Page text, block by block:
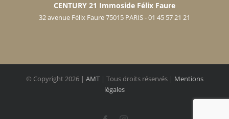
CENTURY 21 Immoside Félix Faure
32 avenue Félix Faure 75015 PARIS - 01 45 57 21 21
© Copyright2026 | AMT| Tous droits réservés | Mentions
légales